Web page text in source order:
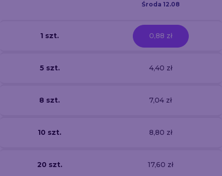
Środa 12.08
1 szt. 0,88 zł
5 szt. 4,40 zł
8 szt. 7,04 zł
10 szt. 8,80 zł
20 szt. 17,60 zł